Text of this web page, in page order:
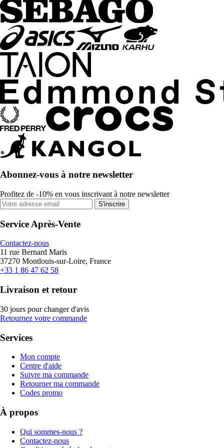
Abonnez-vous à notre newsletter
Profitez de -10% en vous inscrivant à notre newsletter
S'inscrire
Service Après-Vente
Contactez-nous
11 rue Bernard Maris
37270 Montlouis-sur-Loire, France
+33 1 86 47 62 58
Livraison et retour
30 jours pour changer d'avis
Retournez votre commande
Services
Mon compte
Centre d'aide
Suivre ma commande
Retourner ma commande
Codes promo
À propos
Qui sommes-nous ?
Contactez-nous